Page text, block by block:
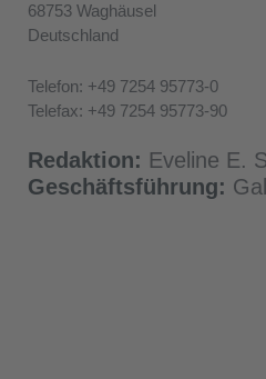
68753 Waghäusel
Deutschland
Telefon: +49 7254 95773-0
Telefax: +49 7254 95773-90
Redaktion: Eveline E.
Geschäftsführung: